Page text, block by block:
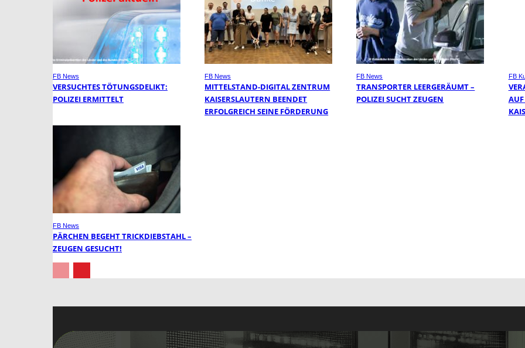
FB News
VERSUCHTES TÖTUNGSDELIKT:
POLIZEI ERMITTELT
FB News
MITTELSTAND-DIGITAL ZENTRUM
KAISERSLAUTERN BEENDET
ERFOLGREICH SEINE FÖRDERUNG
FB News
TRANSPORTER LEERGERÄUMT –
POLIZEI SUCHT ZEUGEN
FB
FB News
PÄRCHEN BEGEHT TRICKDIEBSTAHL –
ZEUGEN GESUCHT!